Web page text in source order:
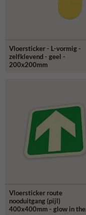
Vloersticker - L-vormig -
zelfklevend - geel -
200x200mm
Vloersticker route
nooduitgang (pijl)
400x400mm - glow in the